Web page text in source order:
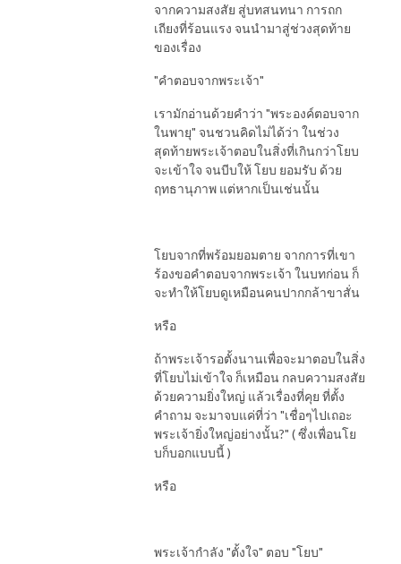
จากความสงสัย สู่บทสนทนา การถก
เถียงที่ร้อนแรง จนนำมาสู่ช่วงสุดท้าย
ของเรื่อง
"คำตอบจากพระเจ้า"
เรามักอ่านด้วยคำว่า "พระองค์ตอบจาก
ในพายุ" จนชวนคิดไม่ได้ว่า ในช่วง
สุดท้ายพระเจ้าตอบในสิ่งที่เกินกว่าโยบ
จะเข้าใจ จนบีบให้ โยบ ยอมรับ ด้วย
ฤทธานุภาพ แต่หากเป็นเช่นนั้น
โยบจากที่พร้อมยอมตาย จากการที่เขา
ร้องขอคำตอบจากพระเจ้า ในบทก่อน ก็
จะทำให้โยบดูเหมือนคนปากกล้าขาสั่น
หรือ
ถ้าพระเจ้ารอตั้งนานเพื่อจะมาตอบในสิ่ง
ที่โยบไม่เข้าใจ ก็เหมือน กลบความสงสัย
ด้วยความยิ่งใหญ่ แล้วเรื่องที่คุย ที่ตั้ง
คำถาม จะมาจบแค่ที่ว่า "เชื่อๆไปเถอะ
พระเจ้ายิ่งใหญ่อย่างนั้น?" ( ซึ่งเพื่อนโย
บก็บอกแบบนี้ )
หรือ
พระเจ้ากำลัง "ตั้งใจ" ตอบ "โยบ"